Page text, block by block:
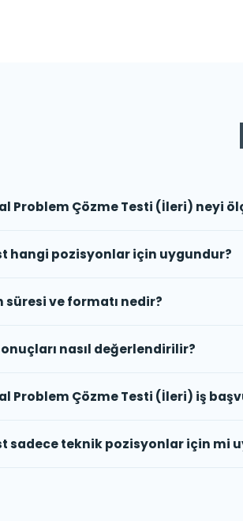
Problem Çözme Testi (İleri) neyi
hangi pozisyonlar için uygundur?
süresi ve formatı nedir?
nasıl değerlendirilir?
Problem Çözme Testi (İleri) iş
sadece teknik pozisyonlar için mi